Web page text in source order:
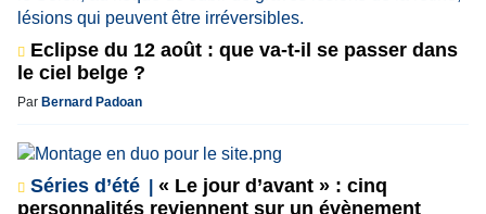
Eclipse du 12 août : que va-t-il se passer dans
le ciel belge ?
Par Bernard Padoan
Séries d’été
« Le jour d’avant » : cinq
personnalités reviennent sur un évènement